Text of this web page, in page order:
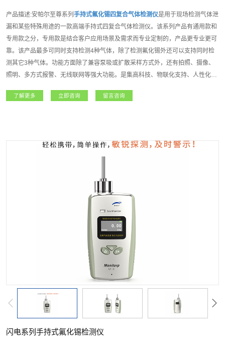
产品描述:安帕尔至尊系列 手持式氟化锡四复合气体检测仪是用于现场检测气体泄
漏和某些特殊用途的一款高端手持式四复合气体检测仪。该系列产品有通用款和
专用款之分，专用款是结合客户应用场景及需求而专业定制的，产品更专业更可
靠。该产品最多可同时支持检测4种气体，除了检测氟化锡外还可以支持同时检
测其它3种气体。功能方面除了兼容泵吸或扩散采样方式外，还有拍照、摄像、
照明、多方式报警、无线联网等强大功能。是集高科技、物联化支持、人性化操
气体检测仪
主要适用于石油石化、化工、燃气、冶金、电力、航天、军工、医
了解更多 立即咨询 留言咨询
闪电系列手持式氟化锡检测仪